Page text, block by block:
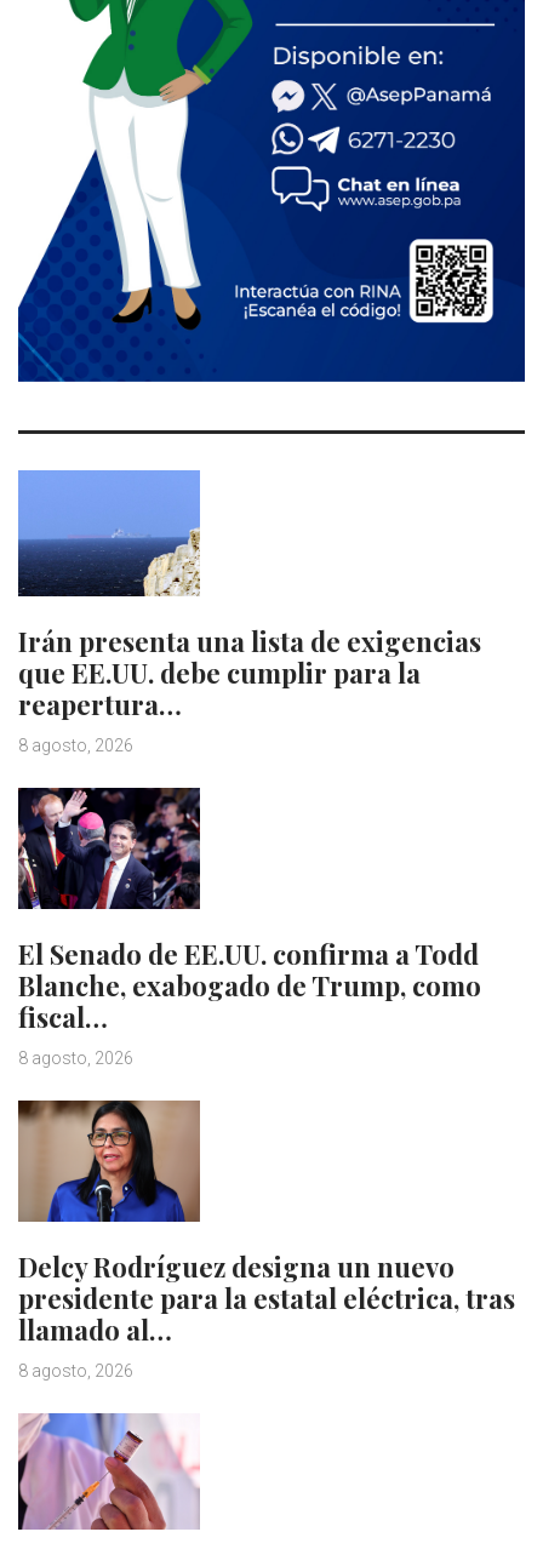
Irán presenta una lista de exigencias
que EE.UU. debe cumplir para la
reapertura…
8 agosto, 2026
El Senado de EE.UU. confirma a Todd
Blanche, exabogado de Trump, como
fiscal…
8 agosto, 2026
Delcy Rodríguez designa un nuevo
presidente para la estatal eléctrica, tras
llamado al…
8 agosto, 2026